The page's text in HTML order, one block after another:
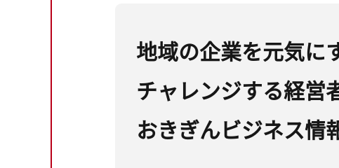
地域の企業を元気に
チャレンジする経営
おきぎんビジネス情